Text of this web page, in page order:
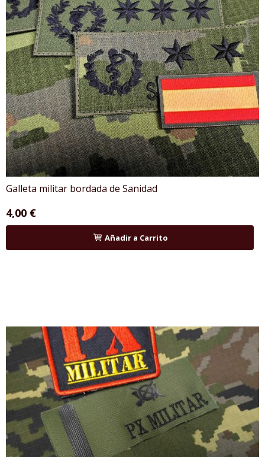
Galleta militar bordada de Sanidad
4,00 €
Añadir a Carrito